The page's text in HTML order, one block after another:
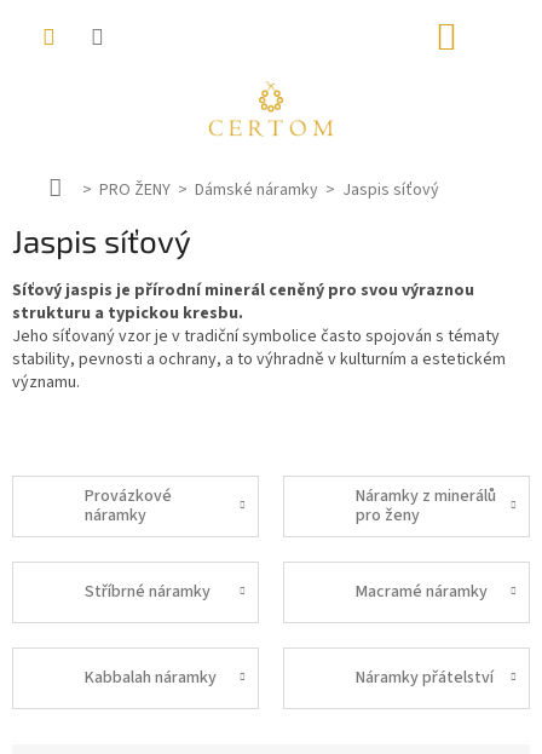
D
m
PRO ŽENY Dámské náramky Jaspis síťový
Jaspis síťový
Síťový jaspis je přírodní minerál ceněný pro svou výraznou
strukturu a typickou kresbu.
Jeho síťovaný vzor je v tradiční symbolice často spojován s tématy
stability, pevnosti a ochrany, a to výhradně v kulturním a estetickém
významu.
Provázkové
náramky
Náramky z minerálů
pro ženy
Stříbrné náramky Macramé náramky
Kabbalah náramky Náramky přátelství